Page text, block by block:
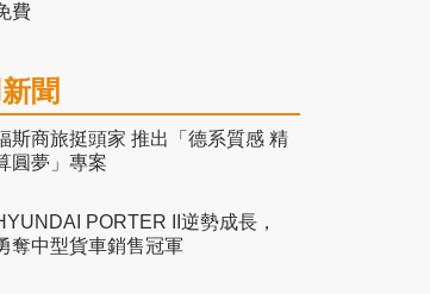
費
聞
斯商旅挺頭家 推出「德系質感 精
圓夢」專案
PORTER II逆勢成長，
奪中型貨車銷售冠軍